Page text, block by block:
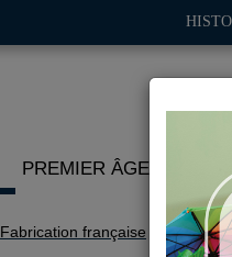
PREMIER ÂGE
Fabrication française